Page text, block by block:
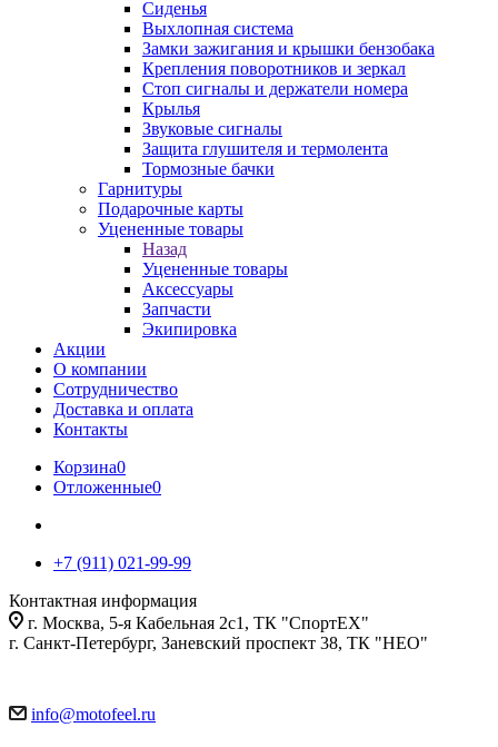
Сиденья
Выхлопная система
Замки зажигания и крышки бензобака
Крепления поворотников и зеркал
Стоп сигналы и держатели номера
Крылья
Звуковые сигналы
Защита глушителя и термолента
Тормозные бачки
Гарнитуры
Подарочные карты
Уцененные товары
Назад
Уцененные товары
Аксессуары
Запчасти
Экипировка
Акции
О компании
Сотрудничество
Доставка и оплата
Контакты
Корзина0
Отложенные0
+7 (911) 021-99-99
Контактная информация
г. Москва, 5-я Кабельная 2с1, ТК "СпортЕХ"
г. Санкт-Петербург, Заневский проспект 38, ТК "НЕО"
info@motofeel.ru